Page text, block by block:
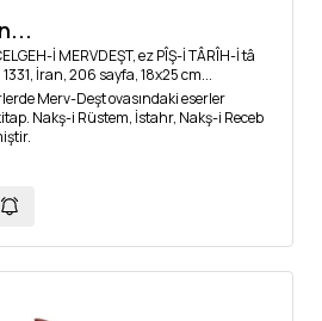
İ MERVDEŞT, ez PÎŞ-İ TÂRÎH-İ tâ
İran, 206 sayfa, 18x25 cm...
Merv-Deşt ovasındaki eserler
Nakş-i Rüstem, İstahr, Nakş-i Receb